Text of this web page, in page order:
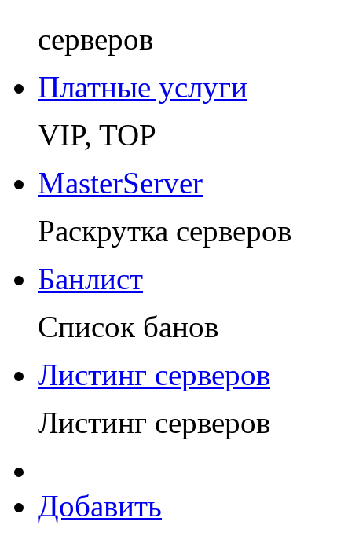
серверов
Платные услуги
VIP, TOP
MasterServer
Раскрутка серверов
Банлист
Список банов
Листинг серверов
Листинг серверов
Добавить